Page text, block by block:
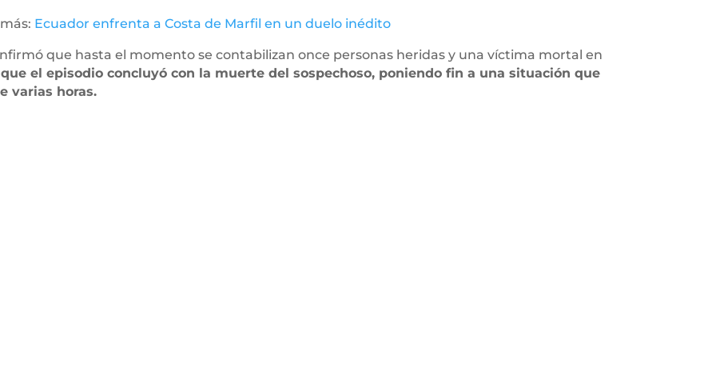
Ecuador enfrenta a Costa de Marfil en un duelo inédito
que hasta el momento se contabilizan once personas heridas y una víctima mortal en
el episodio concluyó con la muerte del sospechoso, poniendo fin a una situación que
varias horas.